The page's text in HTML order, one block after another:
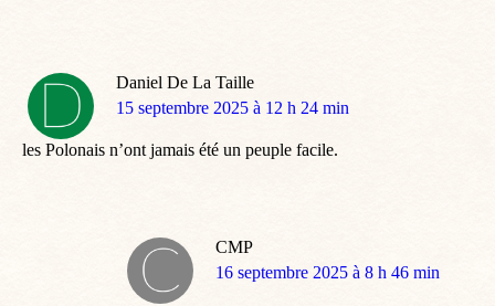
Daniel De La Taille
dit
15 septembre 2025 à 12 h 24 min
les Polonais n’ont jamais été un peuple facile.
CMP
dit
16 septembre 2025 à 8 h 46 min